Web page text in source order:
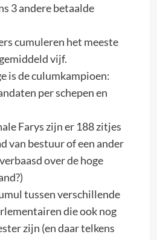
3 andere betaalde
cumuleren het meeste
vijf.
is de culumkampioen:
per schepen en
Farys zijn er 188 zitjes
van bestuur of een ander
over de hoge
tussen verschillende
die ook nog
zijn (en daar telkens